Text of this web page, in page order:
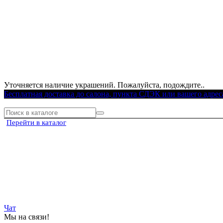
Уточняется наличие украшений. Пожалуйста, подождите..
Бесплатная доставка до салона, пункта СДЭК или вашего
Перейти в каталог
Чат
Мы на связи!